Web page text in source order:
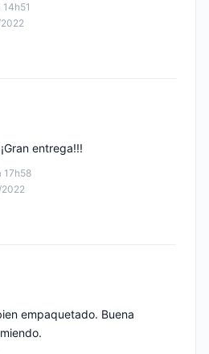
17h58
entrega!!!
empaquetado. Buena